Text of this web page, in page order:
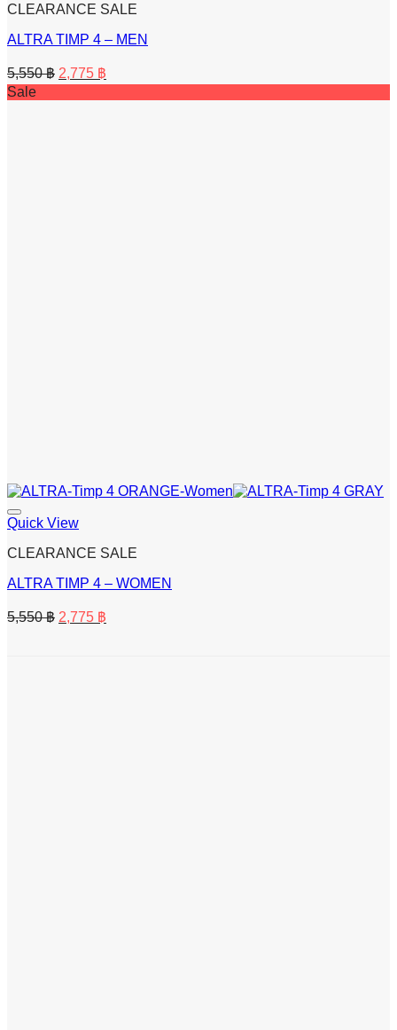
CLEARANCE SALE
ALTRA TIMP 4 – MEN
5,550฿ Original
price
was:
2,775 ฿
price
is:
Sale
Quick View
CLEARANCE SALE
ALTRA TIMP 4 – WOMEN
5,550฿ Original
price
2,775 ฿
price